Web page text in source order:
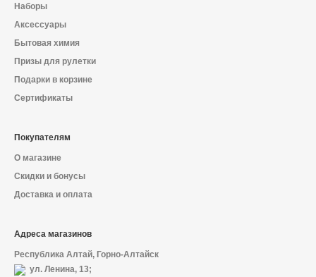
Наборы
Аксессуары
Бытовая химия
Призы для рулетки
Подарки в корзине
Сертификаты
Покупателям
О магазине
Скидки и бонусы
Доставка и оплата
Адреса магазинов
Республика Алтай, Горно-Алтайск
ул. Ленина, 13;